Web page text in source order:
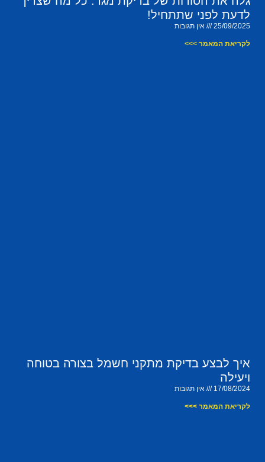
לדעת לפני שתתחיל!
25/09/2025 אין תגובות
לקריאת המאמר >>>
איך לבצע בדיקת מתקני חשמל בצורה בטוחה
ויעילה
17/08/2024 אין תגובות
לקריאת המאמר >>>